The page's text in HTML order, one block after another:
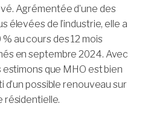
Agrémentée d’une des
élevées de l’industrie, elle a
au cours des 12 mois
en septembre 2024. Avec
estimons que MHO est bien
possible renouveau sur
résidentielle.